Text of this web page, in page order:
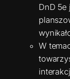
DnD
W